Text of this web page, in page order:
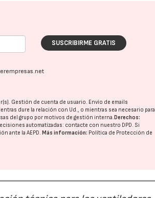
SUSCRIBIRME GRATIS
Gestión de cuenta de usuario. Envío de emails
dure la relación con Ud., o mientras sea necesario para
del grupo por motivos de gestión interna. Derechos:
automatizadas: contacte con nuestro DPD. Si
ante laAEPD. Más información: Política de Protección de